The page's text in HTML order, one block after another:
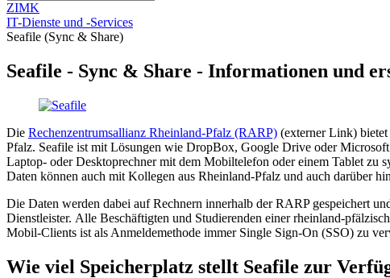
ZIMK
IT-Dienste und -Services
Seafile (Sync & Share)
Seafile - Sync & Share - Informationen und
Die Rechenzentrumsallianz Rheinland-Pfalz (RARP) (externer Link)
Pfalz. Seafile ist mit Lösungen wie DropBox, Google Drive oder
Laptop- oder Desktoprechner mit dem Mobiltelefon oder einem Tablet zu
Daten können auch mit Kollegen aus Rheinland-Pfalz und auch darüber
Die Daten werden dabei auf Rechnern innerhalb der RARP gespeichert
Dienstleister. Alle Beschäftigten und Studierenden einer rheinland-
Mobil-Clients ist als Anmeldemethode immer Single Sign-On (SSO) zu
Wie viel Speicherplatz stellt Seafile zur